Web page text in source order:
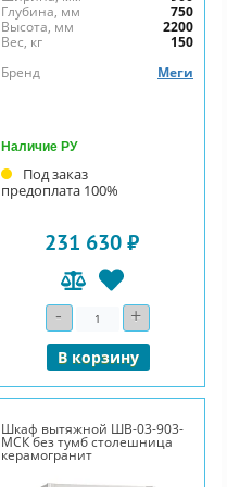
Глубина, мм
750
Высота, мм
2200
Вес, кг
150
Бренд
Меги
Наличие РУ
Под заказ
предоплата 100%
231 630 ₽
- Количество+
В корзину
Шкаф вытяжной ШВ-03-903-
МСК без тумб столешница
керамогранит